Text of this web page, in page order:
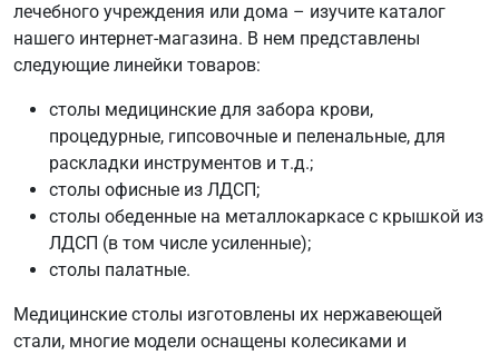
лечебного учреждения или дома – изучите каталог
нашего интернет-магазина. В нем представлены
следующие линейки товаров:
столы медицинские для забора крови,
процедурные, гипсовочные и пеленальные, для
раскладки инструментов и т.д.;
столы офисные из ЛДСП;
столы обеденные на металлокаркасе с крышкой из
ЛДСП (в том числе усиленные);
столы палатные.
Медицинские столы изготовлены их нержавеющей
стали, многие модели оснащены колесиками и